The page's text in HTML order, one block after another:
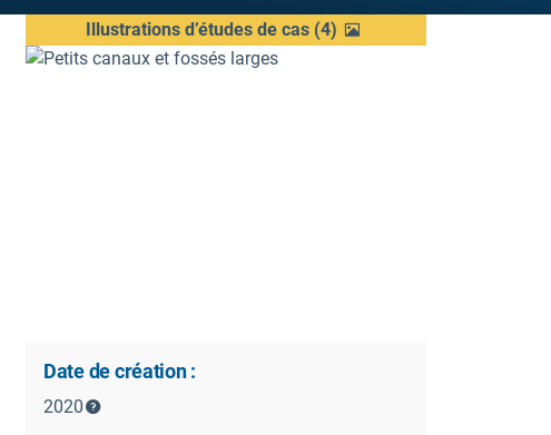
Illustrations d’études de cas(4)
Date de création :
2020